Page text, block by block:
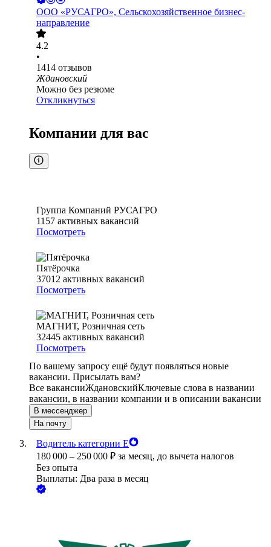
ООО «РУСАГРО», Сельскохозяйственное бизнес-
направление
4.2
•
1414 отзывов
Ждановский
Можно без резюме
Откликнуться
Компании для вас
Группа Компаний РУСАГРО
1157 активных вакансий
Посмотреть
Пятёрочка
37012 активных вакансий
Посмотреть
МАГНИТ, Розничная сеть
32445 активных вакансий
Посмотреть
По вашему запросу ещё будут появляться новые
вакансии. Присылать вам?
Все вакансииЖдановскийКлючевые слова в названии
вакансии, в названии компании и в описании вакансии
В мессенджер
На почту
Водитель категории Е
180 000 – 250 000 ₽ за месяц, до вычета налогов
Без опыта
Выплаты: Два раза в месяц